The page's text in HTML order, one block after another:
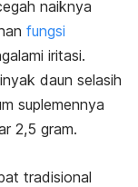
naiknya
fungsi
iritasi.
daun selasih
suplemennya
2,5 gram.
tradisional